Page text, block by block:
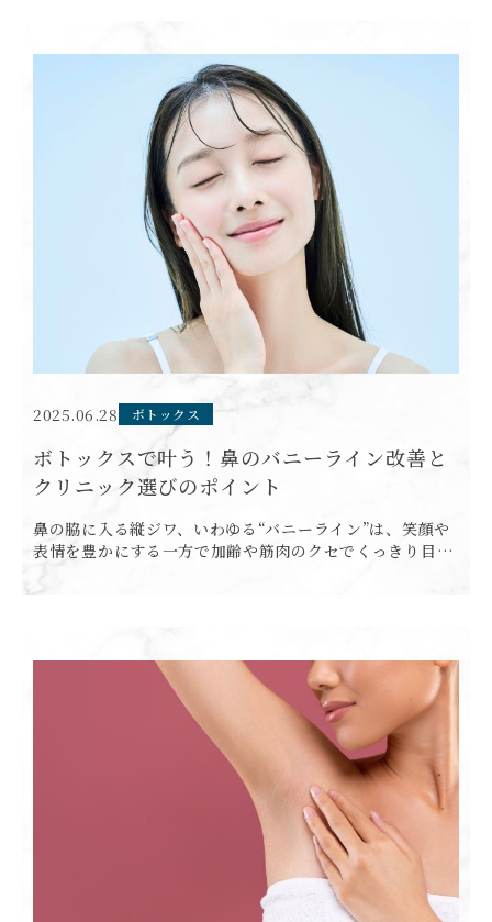
2025.06.28 ボトックス
ボトックスで叶う！鼻のバニーライン改善と
クリニック選びのポイント
鼻の脇に入る縦ジワ、いわゆる“バニーライン”は、笑顔や
表情を豊かにする一方で加齢や筋肉のクセでくっきり目立
ちやすくなることがあります。 鏡を見るたびそのシワが気
になり、自信を失う方も少なくありません。 この記事では